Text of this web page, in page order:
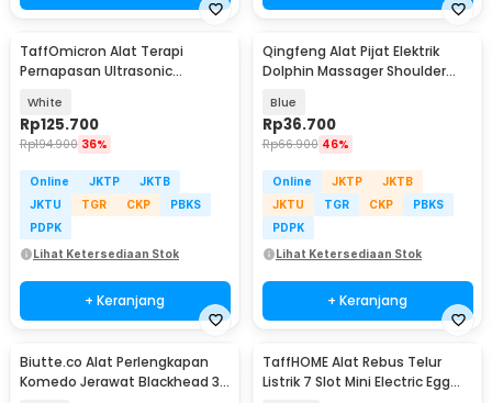
TaffOmicron Alat Terapi
Pernapasan Ultrasonic
White
Rp125.700
Rp194.900 36%
Online JKTP
JKTB
JKTU
TGR CKP
PBKS
PDPK
Lihat Ketersediaan Stok
+ Keranjang
Qingfeng Alat Pijat Elektrik
Dolphin Massager Shoulder
Blue
Rp36.700
Rp66.900 46%
Online JKTP
JKTB
JKTU
TGR CKP
PBKS
PDPK
Lihat Ketersediaan Stok
+ Keranjang
Biutte.co Alat Perlengkapan
Komedo Jerawat Blackhead 3
TaffHOME Alat Rebus Telur
Listrik 7 Slot Mini Electric Egg